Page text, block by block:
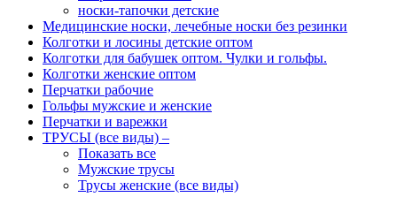
носки-тапочки детские
Медицинские носки, лечебные носки без резинки
Колготки и лосины детские оптом
Колготки для бабушек оптом. Чулки и гольфы.
Колготки женские оптом
Перчатки рабочие
Гольфы мужские и женские
Перчатки и варежки
ТРУСЫ (все виды) –
Показать все
Мужские трусы
Трусы женские (все виды)